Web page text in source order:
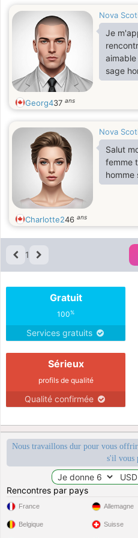
Nova
Je
sage
Georg437 ans
Nova
Salut
femme
homme
Charlotte246 ans
1
Gratuit
100%
Services gratuits
Sérieux
profils de qualité
Qualité confirmée
Nous travaillons dur pour vous
s'il vous
Rencontres par pays
France
Belgique
Allemagne
Suisse